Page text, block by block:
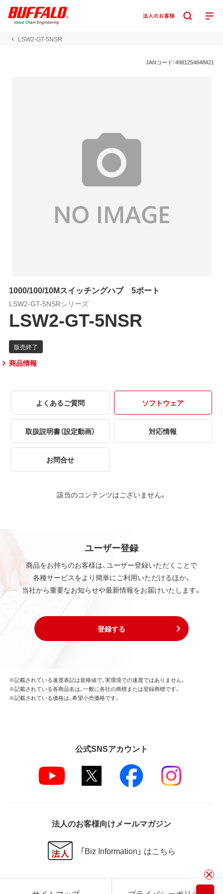
LSW2-GT-5NSR
JANコード：4981254648421
1000/100/10Mスイッチングハブ 5ポート
LSW2-GT-5NSRシリーズ
LSW2-GT-5NSR
商品情報
よくあるご質問 ソフトウェア
取扱説明書（設定動画） 対応情報
お問合せ
該当のコンテンツはございません。
ユーザー登録
商品をお持ちのお客様は、ユーザー登録いただくことで
各種サービスをより簡単にご利用いただけるほか、
当社から重要なお知らせや最新情報をお届けいたします。
登録する
※記載されている速度表記は規格値で、実環境での速度ではありません。
※記載されている各商品名は、一般に各社の商標または登録商標です。
※記載されている価格は、希望小売価格です。
公式SNSアカウント
法人のお客様向けメールマガジン
「Biz Information」 はこちら